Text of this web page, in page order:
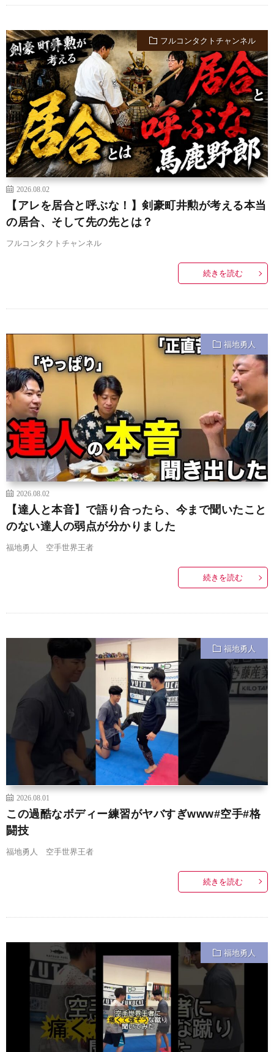
フルコンタクトチャンネル
2026.08.02
【アレを居合と呼ぶな！】剣豪町井勲が考える本当
の居合、そして先の先とは？
フルコンタクトチャンネル
続きを読む
福地勇人
2026.08.02
【達人と本音】で語り合ったら、今まで聞いたこと
のない達人の弱点が分かりました
福地勇人 空手世界王者
続きを読む
福地勇人
2026.08.01
この過酷なボディー練習がヤバすぎwww#空手#格
闘技
福地勇人 空手世界王者
続きを読む
福地勇人